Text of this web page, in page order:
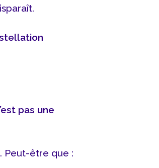
pas une
Peut-être que :